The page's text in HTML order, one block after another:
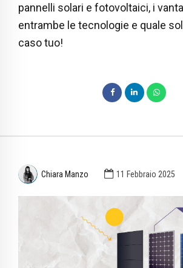
pannelli solari e fotovoltaici, i
entrambe le tecnologie e quale
caso tuo!
Chiara Manzo 11 Febbraio 2025